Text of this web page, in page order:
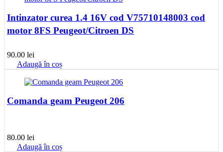
Intinzator curea 1.4 16V cod V75710148003 cod
motor 8FS Peugeot/Citroen DS
90.00 lei
Adaugă în coș
Comanda geam Peugeot 206
80.00 lei
Adaugă în coș